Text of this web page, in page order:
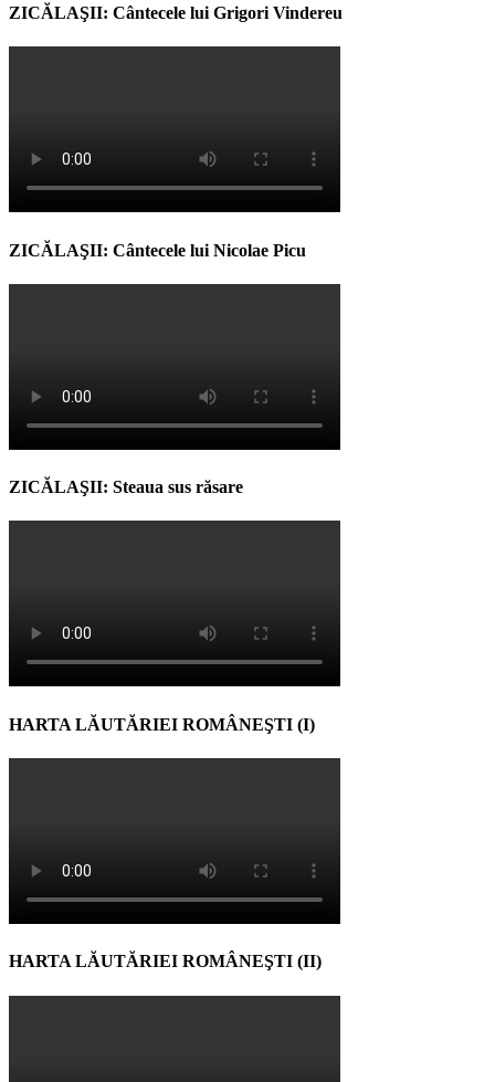
ZICĂLAŞII: Cântecele lui Grigori Vindereu
ZICĂLAŞII: Cântecele lui Nicolae Picu
ZICĂLAŞII: Steaua sus răsare
HARTA LĂUTĂRIEI ROMÂNEŞTI (I)
HARTA LĂUTĂRIEI ROMÂNEŞTI (II)